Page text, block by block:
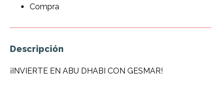
Compra
Descripción
¡INVIERTE EN ABU DHABI CON GESMAR!